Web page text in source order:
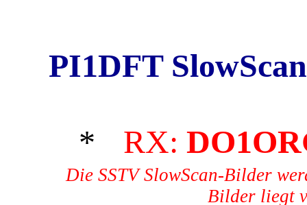
PI1DFT
* RX:
Die SSTV SlowScan-Bilder
Bilder liegt